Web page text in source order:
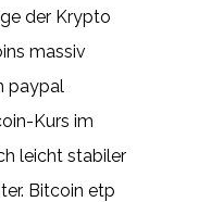
der Krypto
massiv
paypal
Kurs im
leicht stabiler
Bitcoin etp